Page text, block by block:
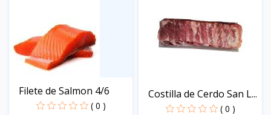
Filete de Salmon 4/6
( 0 )
Costilla de Cerdo San L...
( 0 )